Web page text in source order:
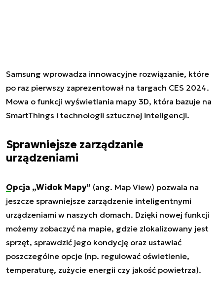
Samsung wprowadza innowacyjne rozwiązanie, które
po raz pierwszy zaprezentował na targach CES 2024.
Mowa o funkcji wyświetlania mapy 3D, która bazuje na
SmartThings i technologii sztucznej inteligencji.
Sprawniejsze zarządzanie
urządzeniami
Opcja „Widok Mapy” (ang. Map View) pozwala na
jeszcze sprawniejsze zarządzenie inteligentnymi
urządzeniami w naszych domach. Dzięki nowej funkcji
możemy zobaczyć na mapie, gdzie zlokalizowany jest
sprzęt, sprawdzić jego kondycję oraz ustawiać
poszczególne opcje (np. regulować oświetlenie,
temperaturę, zużycie energii czy jakość powietrza).